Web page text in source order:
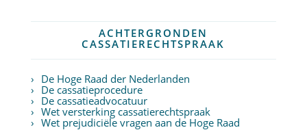
ACHTERGRONDEN
CASSATIERECHTSPRAAK
De Hoge Raad der Nederlanden
De cassatieprocedure
De cassatieadvocatuur
Wet versterking cassatierechtspraak
Wet prejudiciële vragen aan de Hoge Raad